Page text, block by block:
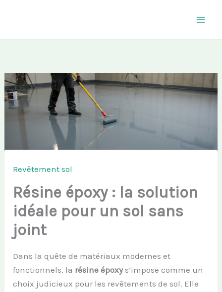
Revêtement sol
Résine époxy : la solution
idéale pour un sol sans
joint
Dans la quête de matériaux modernes et
fonctionnels, la résine époxys’impose comme un
choix judicieux pour les revêtements de sol. Elle